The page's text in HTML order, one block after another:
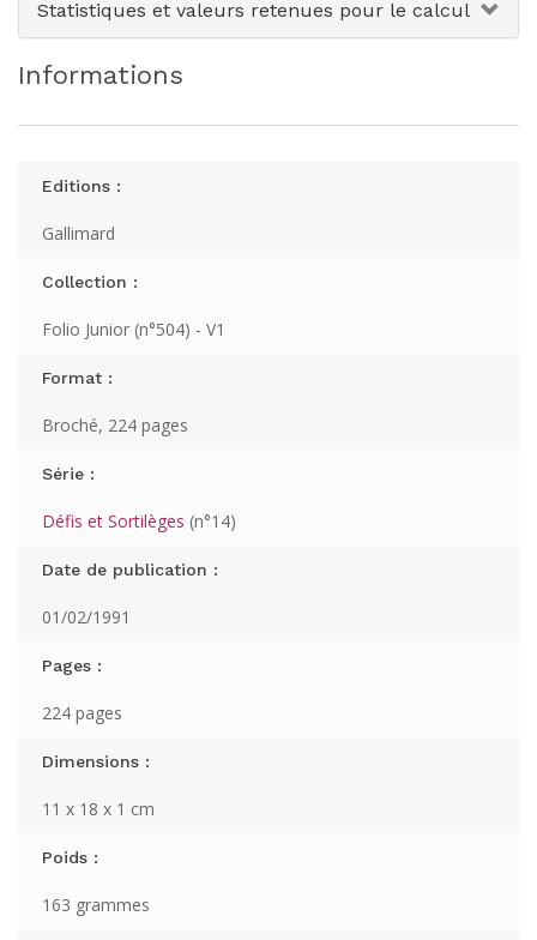
Statistiques et valeurs retenues pour le calcul
Informations
Editions :
Gallimard
Collection :
Folio Junior (n°504) - V1
Format :
Broché, 224 pages
Série :
Défis et Sortilèges (n°14)
Date de publication :
01/02/1991
Pages :
224 pages
Dimensions :
11 x 18 x 1 cm
Poids :
163 grammes